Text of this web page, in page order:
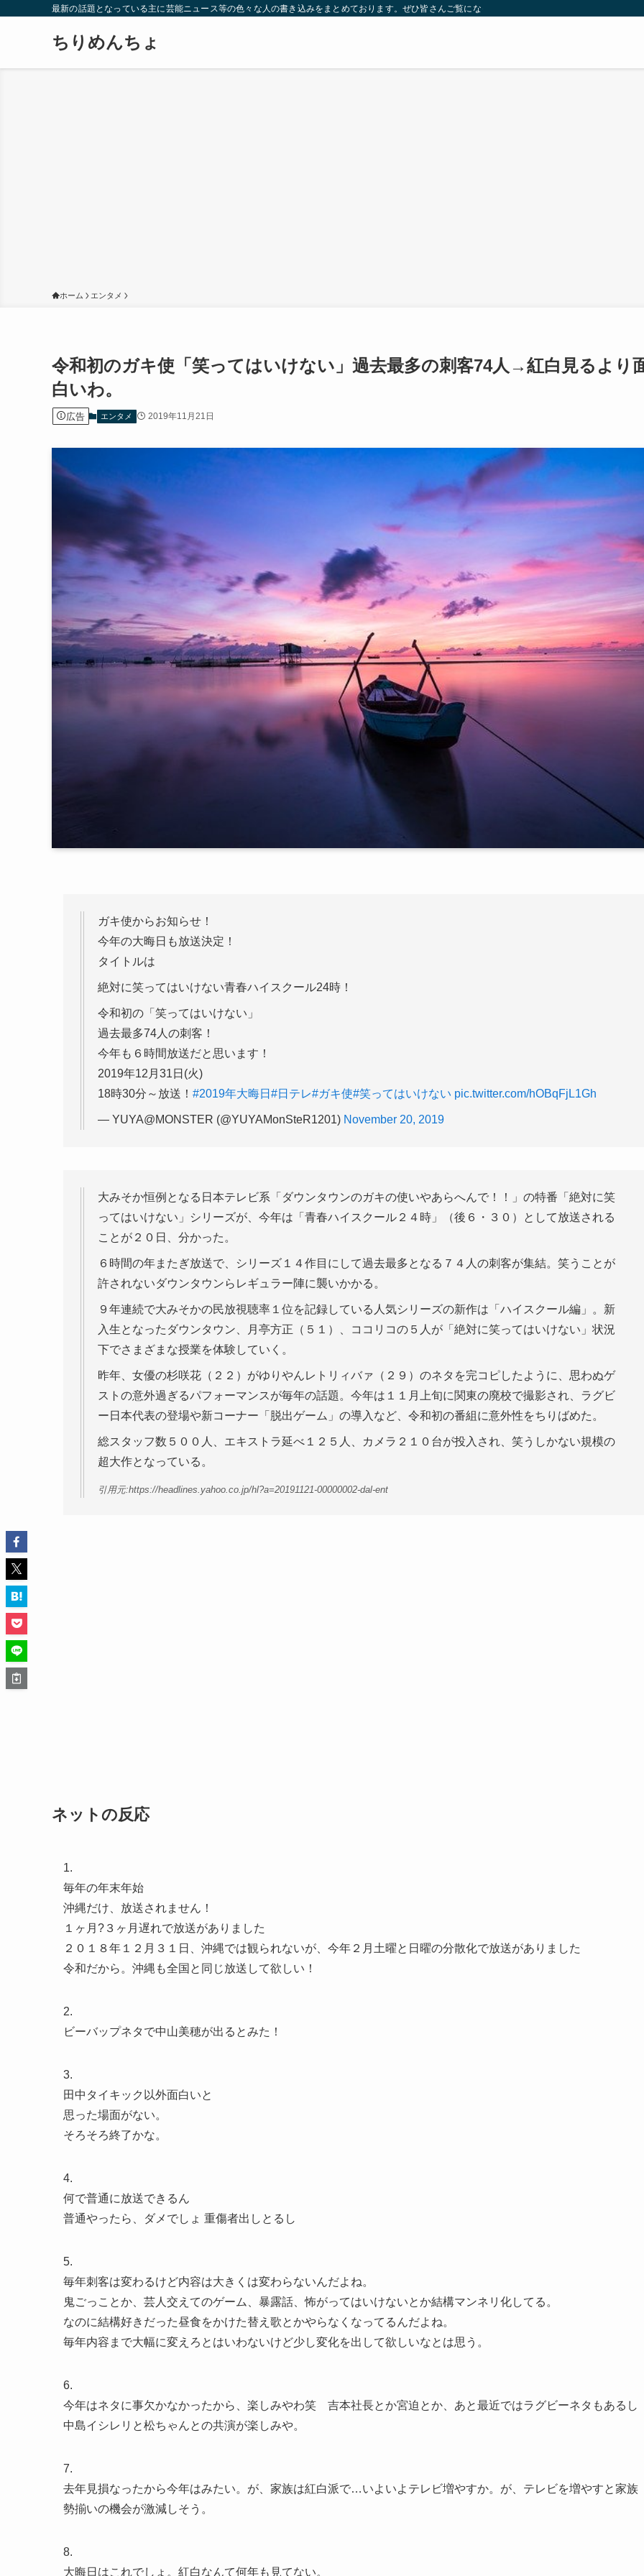
最新の話題となっている主に芸能ニュース等の色々な人の書き込みをまとめております。ぜひ皆さんご覧になっていってください。
ちりめんちょ
ホーム エンタメ
令和初のガキ使「笑ってはいけない」過去最多の刺客74人→紅白見るより
白いわ。
広告 エンタメ 2019年11月21日
ガキ使からお知らせ！
今年の大晦日も放送決定！
タイトルは
絶対に笑ってはいけない青春ハイスクール24時！
令和初の「笑ってはいけない」
過去最多74人の刺客！
今年も６時間放送だと思います！
2019年12月31日(火)
18時30分～放送！ #2019年大晦日 #日テレ#ガキ使#笑ってはいけない pic.twitter.com/hOBqFjL1Gh
— YUYA@MONSTER (@YUYAMonSteR1201) November 20, 2019
大みそか恒例となる日本テレビ系「ダウンタウンのガキの使いやあらへんで！！」の特番「絶対に笑
ってはいけない」シリーズが、今年は「青春ハイスクール２４時」（後６・３０）として放送される
ことが２０日、分かった。
６時間の年またぎ放送で、シリーズ１４作目にして過去最多となる７４人の刺客が集結。笑うことが
許されないダウンタウンらレギュラー陣に襲いかかる。
９年連続で大みそかの民放視聴率１位を記録している人気シリーズの新作は「ハイスクール編」。新
入生となったダウンタウン、月亭方正（５１）、ココリコの５人が「絶対に笑ってはいけない」状況
下でさまざまな授業を体験していく。
昨年、女優の杉咲花（２２）がゆりやんレトリィバァ（２９）のネタを完コピしたように、思わぬゲ
ストの意外過ぎるパフォーマンスが毎年の話題。今年は１１月上旬に関東の廃校で撮影され、ラグビ
ー日本代表の登場や新コーナー「脱出ゲーム」の導入など、令和初の番組に意外性をちりばめた。
総スタッフ数５００人、エキストラ延べ１２５人、カメラ２１０台が投入され、笑うしかない規模の
超大作となっている。
引用元:https://headlines.yahoo.co.jp/hl?a=20191121-00000002-dal-ent
ネットの反応
1.
毎年の年末年始
沖縄だけ、放送されません！
１ヶ月?３ヶ月遅れで放送がありました
２０１８年１２月３１日、沖縄では観られないが、今年２月土曜と日曜の分散化で放送がありました
令和だから。沖縄も全国と同じ放送して欲しい！
2.
ビーバップネタで中山美穂が出るとみた！
3.
田中タイキック以外面白いと
思った場面がない。
そろそろ終了かな。
4.
何で普通に放送できるん
普通やったら、ダメでしょ 重傷者出しとるし
5.
毎年刺客は変わるけど内容は大きくは変わらないんだよね。
鬼ごっことか、芸人交えてのゲーム、暴露話、怖がってはいけないとか結構マンネリ化してる。
なのに結構好きだった昼食をかけた替え歌とかやらなくなってるんだよね。
毎年内容まで大幅に変えろとはいわないけど少し変化を出して欲しいなとは思う。
6.
今年はネタに事欠かなかったから、楽しみやわ笑 吉本社長とか宮迫とか、あと最近ではラグビーネタもあるし
中島イシレリと松ちゃんとの共演が楽しみや。
7.
去年見損なったから今年はみたい。が、家族は紅白派で…いよいよテレビ増やすか。が、テレビを増やすと家族
勢揃いの機会が激減しそう。
8.
大晦日はこれでしょ。紅白なんて何年も見てない。